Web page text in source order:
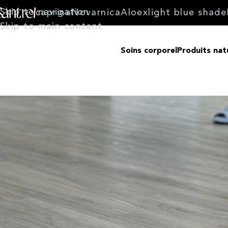
Skip to navigation
Skip to main content
caprinaNovarnicaAloex light blue shade
Soins corporel Produits